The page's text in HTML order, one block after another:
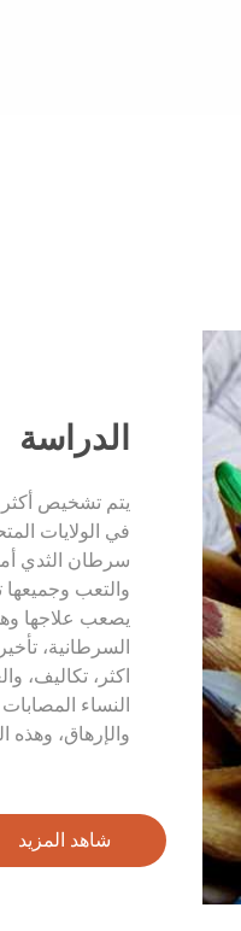
الدراسة
في الولايات
سرطان الثدي
والتعب وجميعها
يصعب علاجها
السرطانية،
اكثر، تكاليف،
النساء
والإرهاق، وهذه
شاهد المزيد